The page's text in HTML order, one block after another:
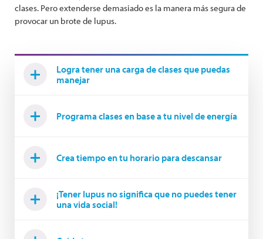
clases. Pero extenderse demasiado es la manera más segura de
provocar un brote de lupus.
Logra tener una carga de clases que puedas
manejar
Programa clases en base a tu nivel de energía
Crea tiempo en tu horario para descansar
¡Tener lupus no significa que no puedes tener
una vida social!